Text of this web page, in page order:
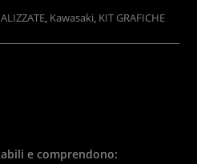
, Kawasaki, KIT GRAFICHE
e comprendono: